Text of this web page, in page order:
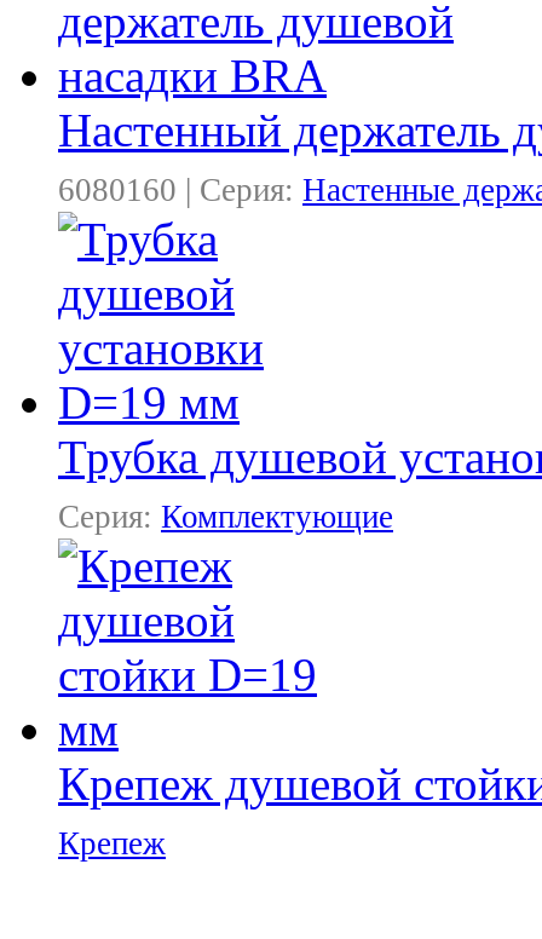
Настенный держатель
6080160 | Серия: Настенные
Трубка душевой
Серия: Комплектующие
Крепеж душевой
Крепеж